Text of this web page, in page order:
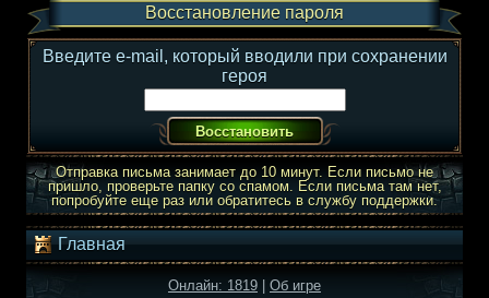
Восстановление пароля
Введите e-mail, который вводили при сохранении
героя
Отправка письма занимает до 10 минут. Если письмо не
пришло, проверьте папку со спамом. Если письма там нет,
попробуйте еще раз или обратитесь в службу поддержки.
Главная
Онлайн: 1819
Об игре